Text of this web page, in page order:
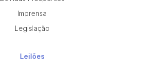
Imprensa
Legislação
Leilões